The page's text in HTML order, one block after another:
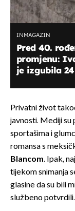
INMAGAZIN
Pred 40.
promjenu:
je izgubila
Privatni život
javnosti. Mediji su
sportašima i
romansa s
Blancom. Ipak,
tijekom snimanja
glasine da su bili
službeno potvrdili.